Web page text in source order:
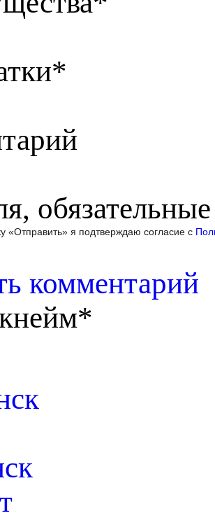
«Отправить» я подтверждаю согласие с
комментарий